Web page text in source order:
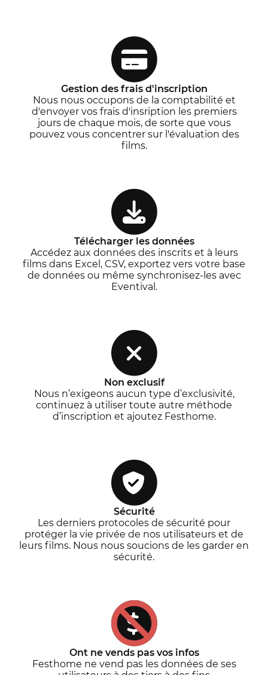
Gestion des frais d'inscription
Nous nous occupons de la comptabilité et
d'envoyer vos frais d'insription les premiers
jours de chaque mois, de sorte que vous
pouvez vous concentrer sur l'évaluation des
films.
Télécharger les données
Accédez aux données des inscrits et à leurs
films dans Excel, CSV, exportez vers votre base
de données ou même synchronisez-les avec
Eventival.
Non exclusif
Nous n’exigeons aucun type d’exclusivité,
continuez à utiliser toute autre méthode
d’inscription et ajoutez Festhome.
Sécurité
Les derniers protocoles de sécurité pour
protéger la vie privée de nos utilisateurs et de
leurs films. Nous nous soucions de les garder en
sécurité.
Ont ne vends pas vos infos
Festhome ne vend pas les données de ses